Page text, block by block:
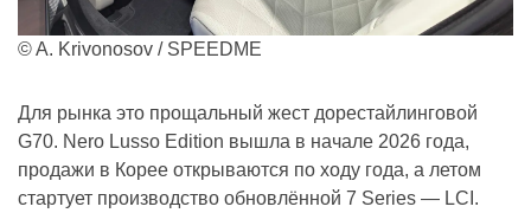
© A. Krivonosov / SPEEDME
Для рынка это прощальный жест дорестайлинговой
G70. Nero Lusso Edition вышла в начале 2026 года,
продажи в Корее открываются по ходу года, а летом
стартует производство обновлённой 7 Series — LCI.